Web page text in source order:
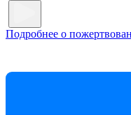
Подробнее о